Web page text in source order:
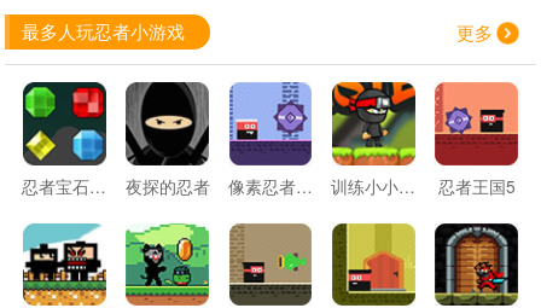
最多人玩忍者小游戏 更多
忍者宝石消消乐 夜探的忍者 像素忍者闯关3 训练小小忍者 忍者王国5